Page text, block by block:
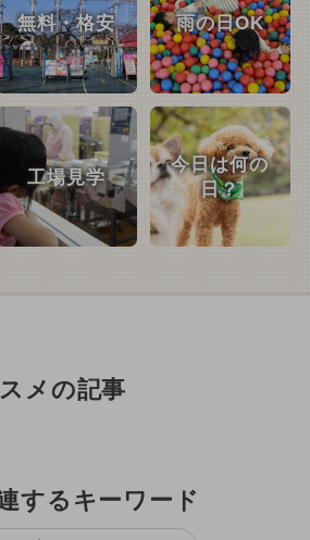
無料・格安 雨の日OK
工場見学
今日は何の
日？
メの記事
するキーワード